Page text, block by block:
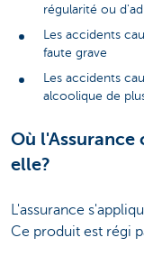
régularité ou
Les accidents
faute grave
Les accidents
alcoolique de
Où
elle?
L'assurance
Ce produit est régi